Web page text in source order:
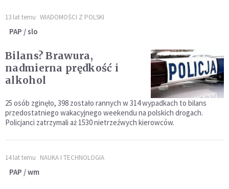
13 lat temu WIADOMOŚCI Z POLSKI
PAP / slo
Bilans? Brawura,
nadmierna prędkość i
alkohol
25 osób zginęło, 398 zostało rannych w 314 wypadkach to bilans
przedostatniego wakacyjnego weekendu na polskich drogach.
Policjanci zatrzymali aż 1530 nietrzeźwych kierowców.
14 lat temu NAUKA I TECHNOLOGIA
PAP / wm